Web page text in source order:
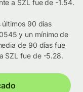
a SZL fue de -1.54.
últimos 90 días
y un mínimo de
de 90 días fue
SZL fue de -5.28.